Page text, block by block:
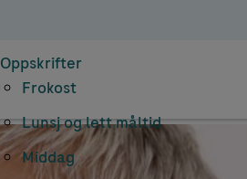
Oppskrifter
Frokost
Lunsj og lett måltid
Middag